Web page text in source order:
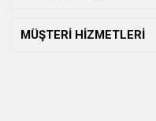
MÜŞTERİ HİZMETLERİ